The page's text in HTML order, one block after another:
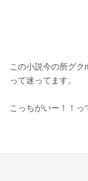
この小説今の所グ
って迷ってます。
こっちがいー！！っ